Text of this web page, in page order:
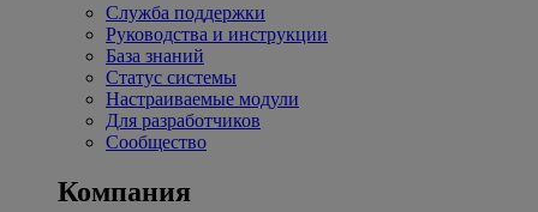
Служба поддержки
Руководства и инструкции
База знаний
Статус системы
Настраиваемые модули
Для разработчиков
Сообщество
Компания